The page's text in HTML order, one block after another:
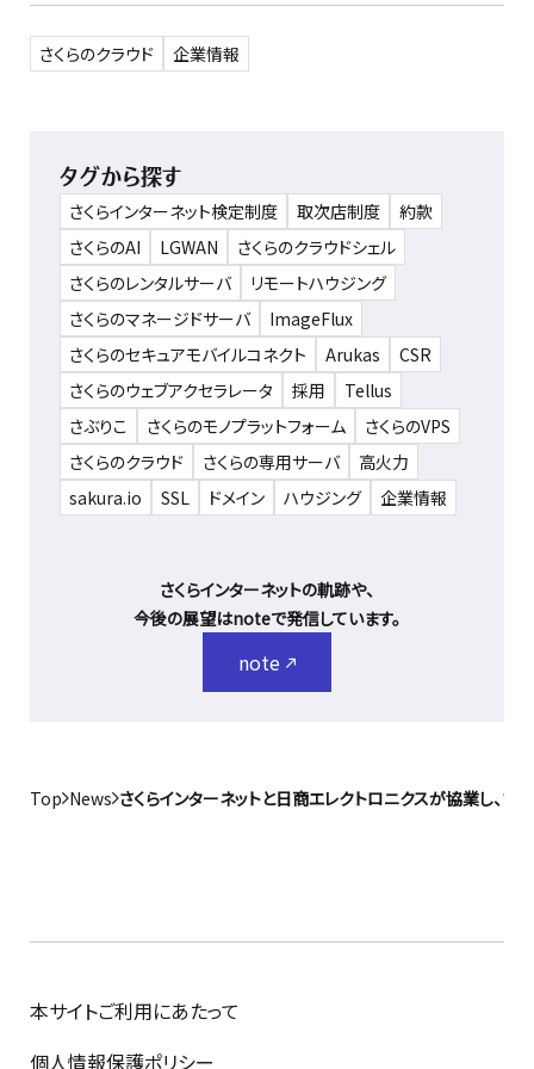
さくらのクラウド 企業情報
タグから探す
さくらインターネット検定制度 取次店制度
約款
さくらのAI
LGWAN
さくらのクラウドシェル
さくらのレンタルサーバ
リモートハウジング
さくらのマネージドサーバ
ImageFlux
さくらのセキュアモバイルコネクト
Arukas
CSR
さくらのウェブアクセラレータ
採用
Tellus
さぶりこ
さくらのモノプラットフォーム
さくらのVPS
さくらのクラウド
さくらの専用サーバ
高火力
sakura.io
SSL ドメイン ハウジング 企業情報
さくらインターネットの軌跡や、
今後の展望はnoteで発信しています。
note
Top News さくらインターネットと日商エレクトロニクスが協業し、
本サイトご利用にあたって
個人情報保護ポリシー